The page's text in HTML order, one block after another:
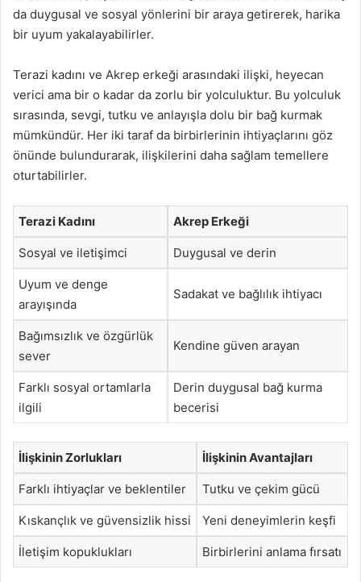
da duygusal ve sosyal yönlerini bir araya getirerek, harika
bir uyum yakalayabilirler.
Terazi kadını ve Akrep erkeği arasındaki ilişki, heyecan
verici ama bir o kadar da zorlu bir yolculuktur. Bu yolculuk
sırasında, sevgi, tutku ve anlayışla dolu bir bağ kurmak
mümkündür. Her iki taraf da birbirlerinin ihtiyaçlarını göz
önünde bulundurarak, ilişkilerini daha sağlam temellere
oturtabilirler.
Terazi Kadını Akrep Erkeği
Sosyal ve iletişimci Duygusal ve derin
Uyum ve denge
arayışında
Sadakat ve bağlılık ihtiyacı
Bağımsızlık ve özgürlük
sever
Kendine güven arayan
Farklı sosyal ortamlarla
ilgili
Derin duygusal bağ kurma
becerisi
İlişkinin Zorlukları İlişkinin Avantajları
Farklı ihtiyaçlar ve beklentiler Tutku ve çekim gücü
Kıskançlık ve güvensizlik hissi Yeni deneyimlerin keşfi
İletişim kopuklukları Birbirlerini anlama fırsatı